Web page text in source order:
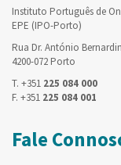
Instituto Português de
EPE (IPO-Porto)
Rua Dr. António
4200-072 Porto
T. +351 225 084 000
F. +351 225 084 001
Fale